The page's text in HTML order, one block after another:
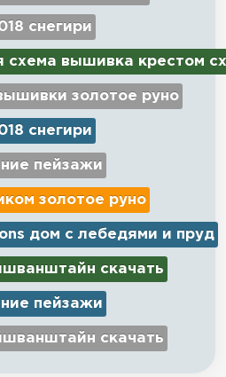
снегири
схема вышивка крестом
золотое руно
снегири
пейзажи
золотое руно
дом с лебедями и пруд
скачать
пейзажи
скачать